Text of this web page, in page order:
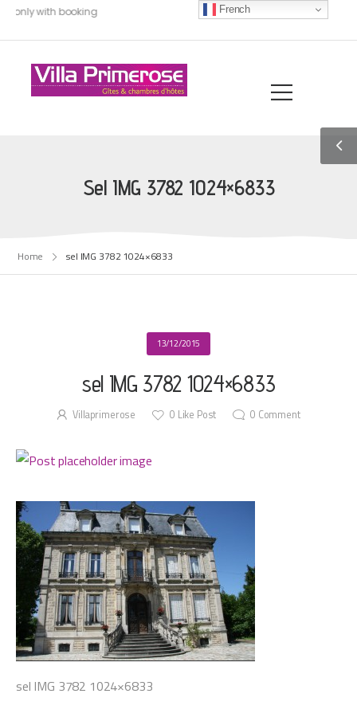
only with booking
Sel IMG 3782 1024×6833
Home sel IMG 3782 1024×6833
13/12/2015
sel IMG 3782 1024×6833
Villaprimerose 0 Like Post 0 Comment
sel IMG 3782 1024×6833
French